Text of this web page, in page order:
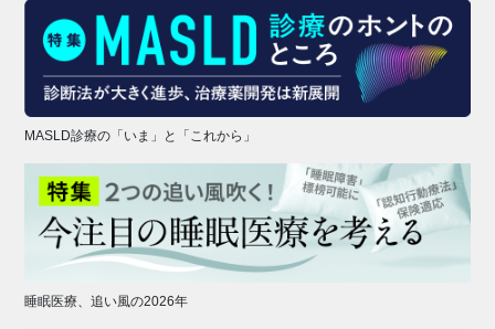
MASLD診療の「いま」と「これから」
睡眠医療、追い風の2026年